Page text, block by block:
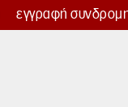
εγγραφή